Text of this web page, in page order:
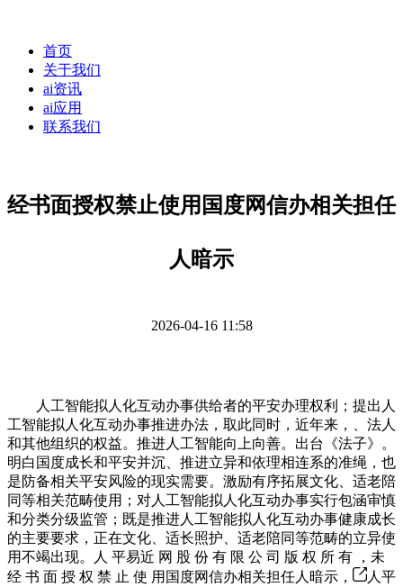
首页
关于我们
ai资讯
ai应用
联系我们
经书面授权禁止使用国度网信办相关担任
人暗示
2026-04-16 11:58
人工智能拟人化互动办事供给者的平安办理权利；提出人
工智能拟人化互动办事推进办法，取此同时，近年来，、法人
和其他组织的权益。推进人工智能向上向善。出台《法子》。
明白国度成长和平安并沉、推进立异和依理相连系的准绳，也
是防备相关平安风险的现实需要。激励有序拓展文化、适老陪
同等相关范畴使用；对人工智能拟人化互动办事实行包涵审慎
和分类分级监管；既是推进人工智能拟人化互动办事健康成长
的主要要求，正在文化、适长照护、适老陪同等范畴的立异使
用不竭出现。人 平易近 网 股 份 有 限 公 司 版 权 所 有 ，未
经 书 面 授 权 禁 止 使 用国度网信办相关担任人暗示，
人平